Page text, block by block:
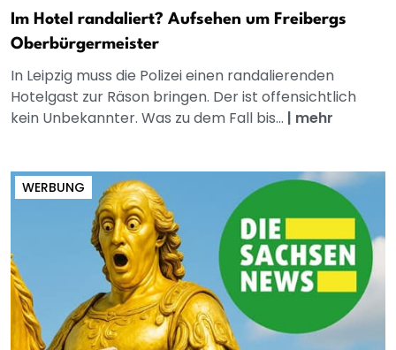
Im Hotel randaliert? Aufsehen um Freibergs
Oberbürgermeister
In Leipzig muss die Polizei einen randalierenden
Hotelgast zur Räson bringen. Der ist offensichtlich
kein Unbekannter. Was zu dem Fall bis... | mehr
WERBUNG